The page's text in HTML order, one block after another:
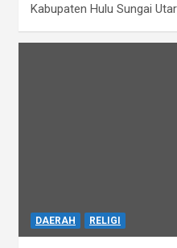
Kabupaten Hulu Sungai
DAERAH RELIGI